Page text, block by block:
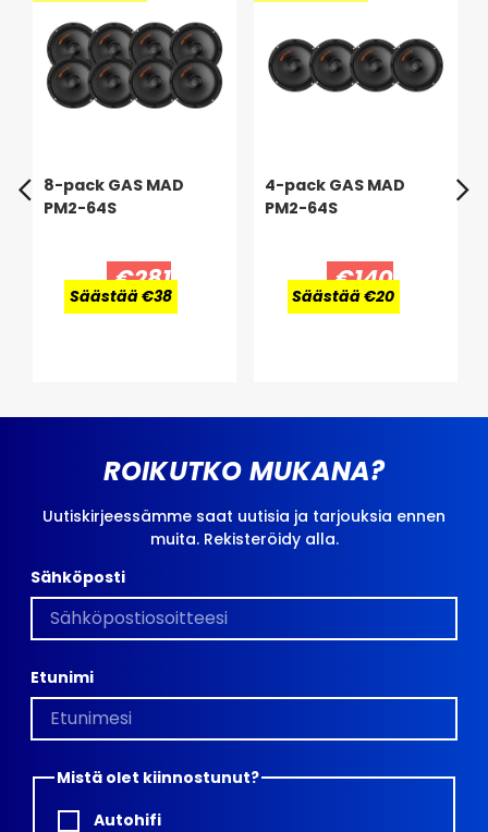
koska ne on sovitettu koko keskialueelle ja antavat
paremman hallinnan ääneen.
8-pack GAS MAD
PM2-64S
€281
Säästää €38
4-pack GAS MAD
PM2-64S
€140
Säästää €20
ROIKUTKO MUKANA?
Uutiskirjeessämme saat uutisia ja tarjouksia ennen
muita. Rekisteröidy alla.
Sähköposti
Etunimi
Mistä olet kiinnostunut?
Autohifi